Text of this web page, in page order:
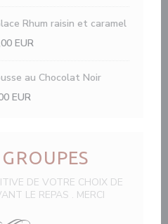
Rhum raisin et caramel
EUR
au Chocolat Noir
EUR
DE VOTRE CHOIX DE
LE REPAS . MERCI